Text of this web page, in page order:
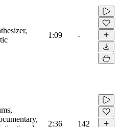
1:09 -
2:36 142